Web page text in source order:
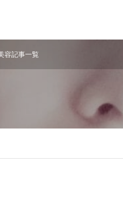
容記事一覧